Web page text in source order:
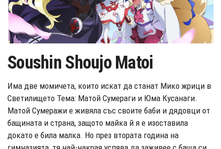
Soushin Shoujo Matoi
Има две момичета, които искат да станат Мико жрици в
Светилището Тема: Матой Сумераги и Юма Кусанаги.
Матой Сумеражи е живяла със своите баби и дядовци от
бащината и страна, защото майка й я е изоставила
докато е била малка. Но през втората година на